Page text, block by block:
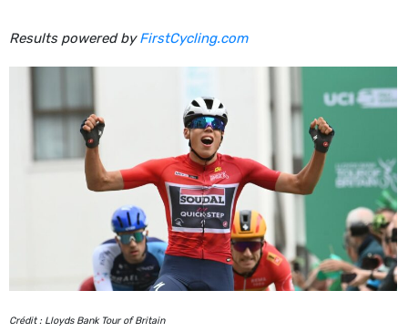
Results powered byFirstCycling.com
Crédit : Lloyds Bank Tour of Britain